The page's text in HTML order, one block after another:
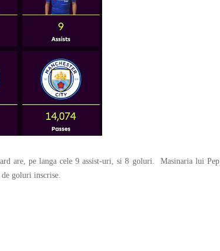
are, pe langa cele 9 assist-uri, si 8 goluri. Masinaria lui Pep
goluri inscrise.